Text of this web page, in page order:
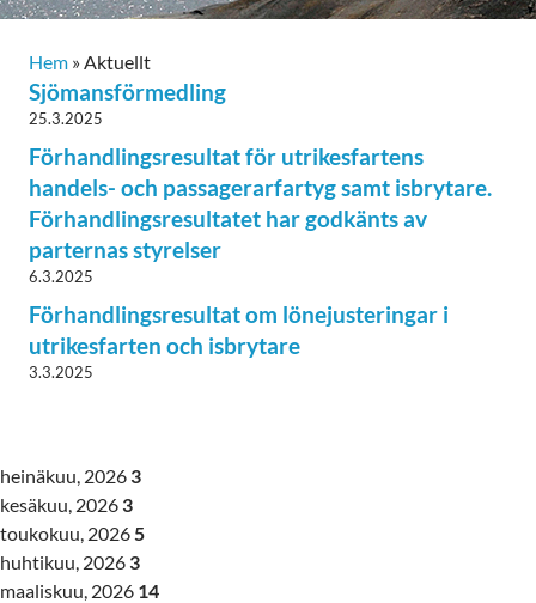
Hem »Aktuellt
Sjömansförmedling
25.3.2025
Förhandlingsresultat för utrikesfartens
handels- och passagerarfartyg samt isbrytare.
Förhandlingsresultatet har godkänts av
parternas styrelser
6.3.2025
Förhandlingsresultat om lönejusteringar i
utrikesfarten och isbrytare
3.3.2025
heinäkuu, 2026 3
kesäkuu, 2026 3
toukokuu, 2026 5
huhtikuu, 2026 3
maaliskuu, 2026 14